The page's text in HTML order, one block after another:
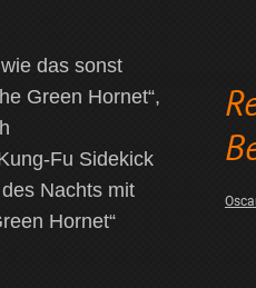
das sonst
Green Hornet“,
Fu Sidekick
Nachts mit
Hornet“